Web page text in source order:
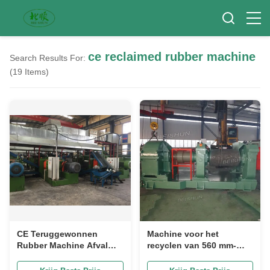
Search Results For: ce reclaimed rubber machine
(19 Items)
CE Teruggewonnen
Rubber Machine Afval
Rubber Granulator
Machine voor het
recyclen van 560 mm-
capaciteit van 1000